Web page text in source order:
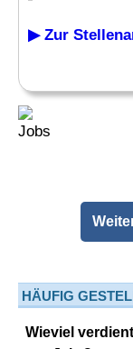
▶ Zur
HÄUFIG
Wieviel